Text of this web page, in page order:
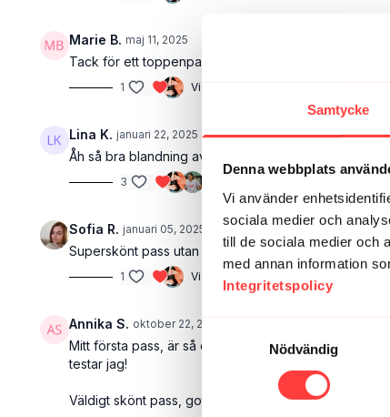
Samtycke
Denna webbplats
Vi använder
sociala medier och
till de sociala medier och
med annan information
Integritetspolicy
Samtyckesval
Nödvändig
Marie B. maj 11, 2025
Tack för ett toppenpass, det var precis vad jag
1 Visa svar (1)
Lina K. januari 22, 2025
Åh så bra blandning av rörelse och lite lätt styrka! Fler
3
Sofia R. januari 05, 2025
Superskönt pass utan krav för en nybörjare som
1 Visa svar (1)
Annika S. oktober 22, 2024
Mitt första pass, är så otränad, trött, överviktig,
testar jag!
Väldigt skönt pass, gott med lite ökad